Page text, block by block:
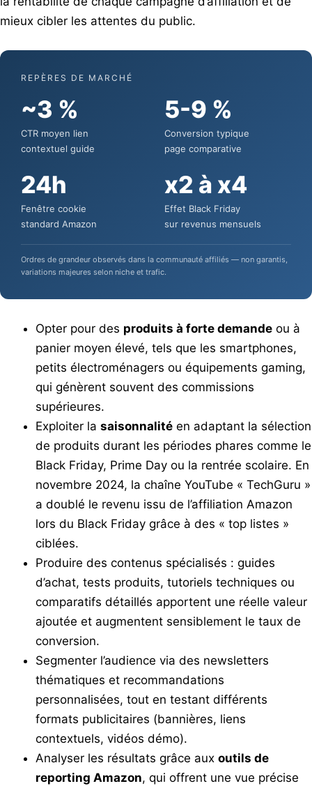
mieux cibler les attentes du public.
REPÈRES DE MARCHÉ
~3 %
CTR moyen lien
contextuel guide
5-9 %
Conversion typique
page comparative
24h
Fenêtre cookie
standard Amazon
x2 à x4
Effet Black Friday
sur revenus mensuels
Ordres de grandeur observés dans la communauté affiliés — non garantis,
variations majeures selon niche et trafic.
Opter pour des produits à forte demande ou à
panier moyen élevé, tels que les smartphones,
petits électroménagers ou équipements gaming,
qui génèrent souvent des commissions
supérieures.
Exploiter la saisonnalité en adaptant la sélection
de produits durant les périodes phares comme le
Black Friday, Prime Day ou la rentrée scolaire. En
novembre 2024, la chaîne YouTube « TechGuru »
a doublé le revenu issu de l’affiliation Amazon
lors du Black Friday grâce à des « top listes »
ciblées.
Produire des contenus spécialisés : guides
d’achat, tests produits, tutoriels techniques ou
comparatifs détaillés apportent une réelle valeur
ajoutée et augmentent sensiblement le taux de
conversion.
Segmenter l’audience via des newsletters
thématiques et recommandations
personnalisées, tout en testant différents
formats publicitaires (bannières, liens
contextuels, vidéos démo).
Analyser les résultats grâce aux outils de
reporting Amazon, qui offrent une vue précise